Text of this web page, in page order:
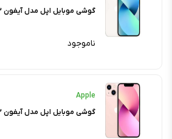
گوشی موبایل اپل مدل آیفون ۱۳ ظرفیت ۵۱۲ گیگابایت
ناموجود
Apple
گوشی موبایل اپل مدل آیفون ۱۳ ظرفیت ۲۵۶ گیگابایت